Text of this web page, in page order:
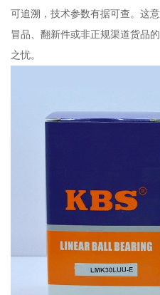
可追溯，技术参数有据可查。这
冒品、翻新件或非正规渠道货品
之忧。